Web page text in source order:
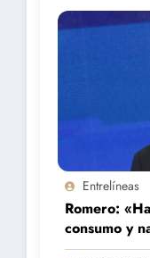
Entrelíneas
Romero:
consumo y
vaya a